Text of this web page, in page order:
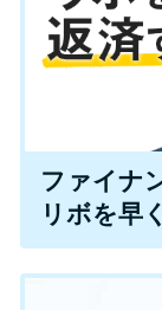
ファイナ
リボを早